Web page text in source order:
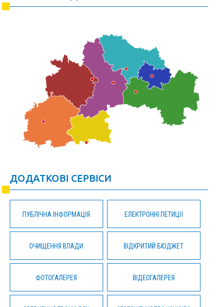
ДОДАТКОВІ СЕРВІСИ
ПУБЛІЧНА ІНФОРМАЦІЯ ЕЛЕКТРОННІ ПЕТИЦІЇ
ОЧИЩЕННЯ ВЛАДИ ВІДКРИТИЙ БЮДЖЕТ
ФОТОГАЛЕРЕЯ ВІДЕОГАЛЕРЕЯ